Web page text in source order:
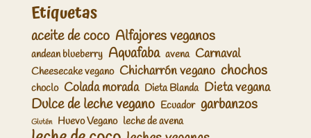
Etiquetas
aceite de coco Alfajores veganos
andean blueberry Aquafaba avena Carnaval
Cheesecake vegano Chicharrón vegano chochos
choclo Colada morada Dieta Blanda Dieta vegana
Dulce de leche vegano Ecuador garbanzos
Glutén Huevo Vegano leche de avena